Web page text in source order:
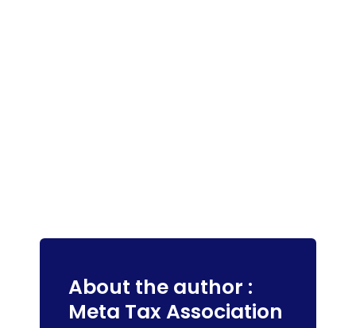
About the author :
Meta Tax Association